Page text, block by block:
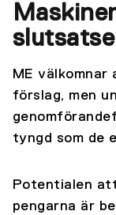
ME
förslag, men
tyngd som de
Potentialen
pengarna är